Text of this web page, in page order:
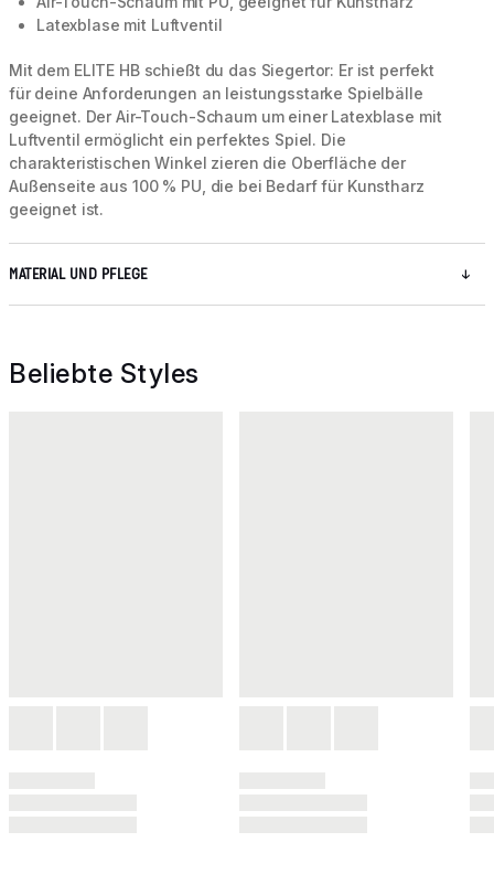
Latexblase mit Luftventil
Mit dem ELITE HB schießt du das Siegertor: Er ist perfekt
für deine Anforderungen an leistungsstarke Spielbälle
geeignet. Der Air-Touch-Schaum um einer Latexblase mit
Luftventil ermöglicht ein perfektes Spiel. Die
charakteristischen Winkel zieren die Oberfläche der
Außenseite aus 100 % PU, die bei Bedarf für Kunstharz
geeignet ist.
MATERIAL UND PFLEGE
Beliebte Styles